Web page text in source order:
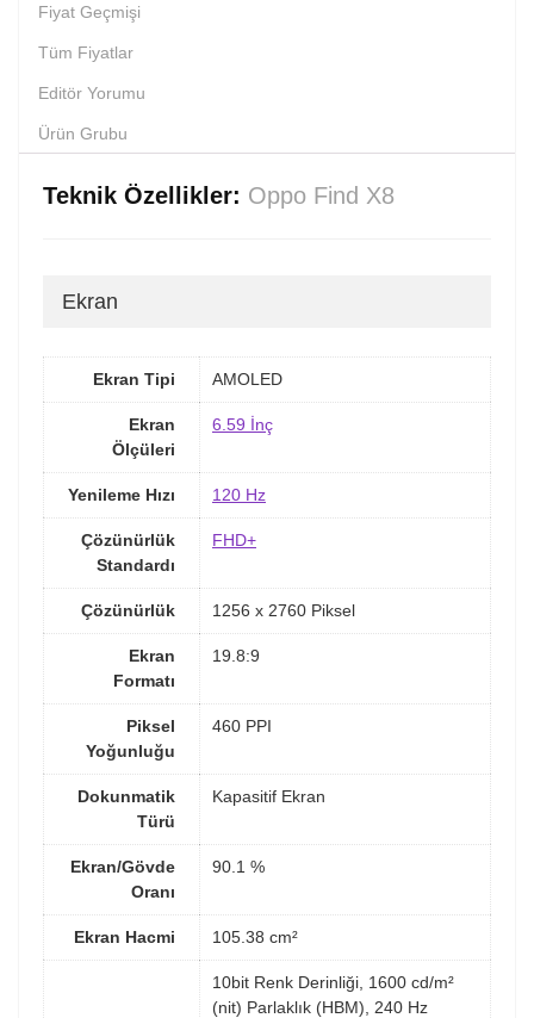
Fiyat Geçmişi
Tüm Fiyatlar
Editör Yorumu
Ürün Grubu
Teknik Özellikler: Oppo Find X8
Ekran
Ekran Tipi AMOLED
Ekran
Ölçüleri
6.59 İnç
Yenileme Hızı 120 Hz
Çözünürlük
Standardı
FHD+
Çözünürlük 1256 x 2760 Piksel
Ekran
Formatı
19.8:9
Piksel
Yoğunluğu
460 PPI
Dokunmatik
Türü
Kapasitif Ekran
Ekran/Gövde
Oranı
90.1 %
Ekran Hacmi 105.38 cm²
10bit Renk Derinliği, 1600 cd/m²
(nit) Parlaklık (HBM), 240 Hz